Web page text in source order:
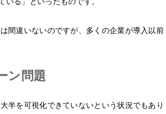
間違いないのですが、多くの企業が導入以前
ン問題
半を可視化できていないという状況でもあり